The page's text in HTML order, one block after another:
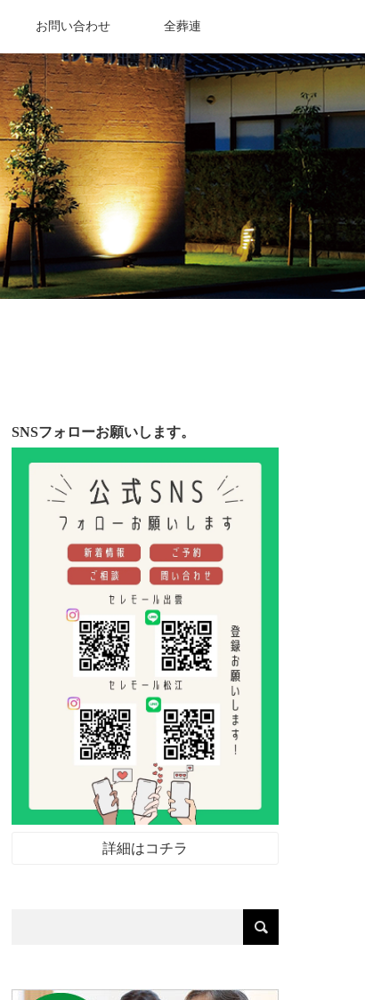
お問い合わせ 全葬連
SNSフォローお願いします。
詳細はコチラ